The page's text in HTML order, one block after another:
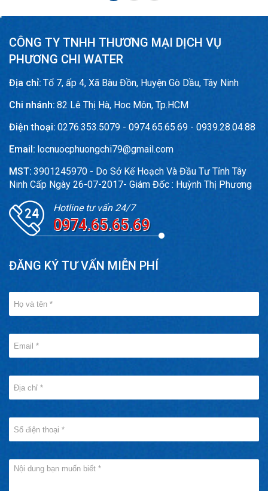
CÔNG TY TNHH THƯƠNG MẠI DỊCH VỤ
PHƯƠNG CHI WATER
Địa chỉ: Tổ 7, ấp 4, Xã Bàu Đồn, Huyện Gò Dầu, Tây Ninh
Chi nhánh: 82 Lê Thị Hà, Hoc Môn, Tp.HCM
Điện thoại: 0276.353.5079 - 0974.65.65.69 - 0939.28.04.88
Email: locnuocphuongchi79@gmail.com
MST: 3901245970 - Do Sở Kế Hoạch Và Đầu Tư Tỉnh Tây
Ninh Cấp Ngày 26-07-2017- Giám Đốc : Huỳnh Thị Phương
Hotline tư vấn 24/7
0974.65.65.69
ĐĂNG KÝ TƯ VẤN MIỄN PHÍ